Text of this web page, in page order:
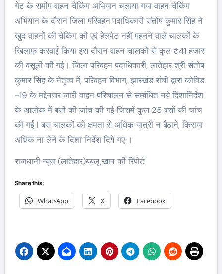
गेट के समीप वाहन चेकिंग अभियान चलाया गया वाहन चेकिंग
अभियान के दौरान जिला परिवहन पदाधिकारी संतोष कुमार सिंह ने
खुद वाहनों की चेकिंग की एवं हेलमेट नहीं पहनने वाले चालकों के
खिलाफ करवाई किया इस दौरान वाहन चालको से कुल ₹41 हजार
की वसूली की गई। जिला परिवहन पदाधिकारी, लातेहार श्री संतोष
कुमार सिंह के नेतृत्व में, परिवहन विभाग, झारखंड रांची द्वारा कोविड
-19 के मद्देनजर जारी वाहन परिचालन से सम्बंधित नये दिशानिर्देश
के आलोक में बसों की जांच की गई जिसमें कुल 25 बसों की जांच
की गई l बस चालकों को क्षमता से अधिक यात्री न बैठाने, किराया
अधिक ना लेने के दिशा निर्देश दिये गए ।
राजधानी न्यूज़ (लातेहार)बबलू खान की रिपोर्ट
Share this:
WhatsApp X Facebook